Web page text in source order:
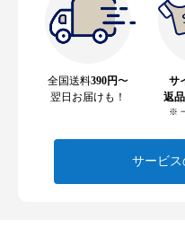
全国送料390円〜
翌日お届けも！
サ
返品
※
サービス